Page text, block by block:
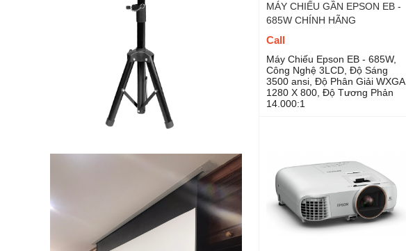
MÁY CHIẾU GẦN EPSON EB -
685W CHÍNH HÃNG
Call
Máy Chiếu Epson EB - 685W,
Công Nghệ 3LCD, Độ Sáng
3500 ansi, Độ Phân Giải WXGA
1280 X 800, Độ Tương Phản
14.000:1